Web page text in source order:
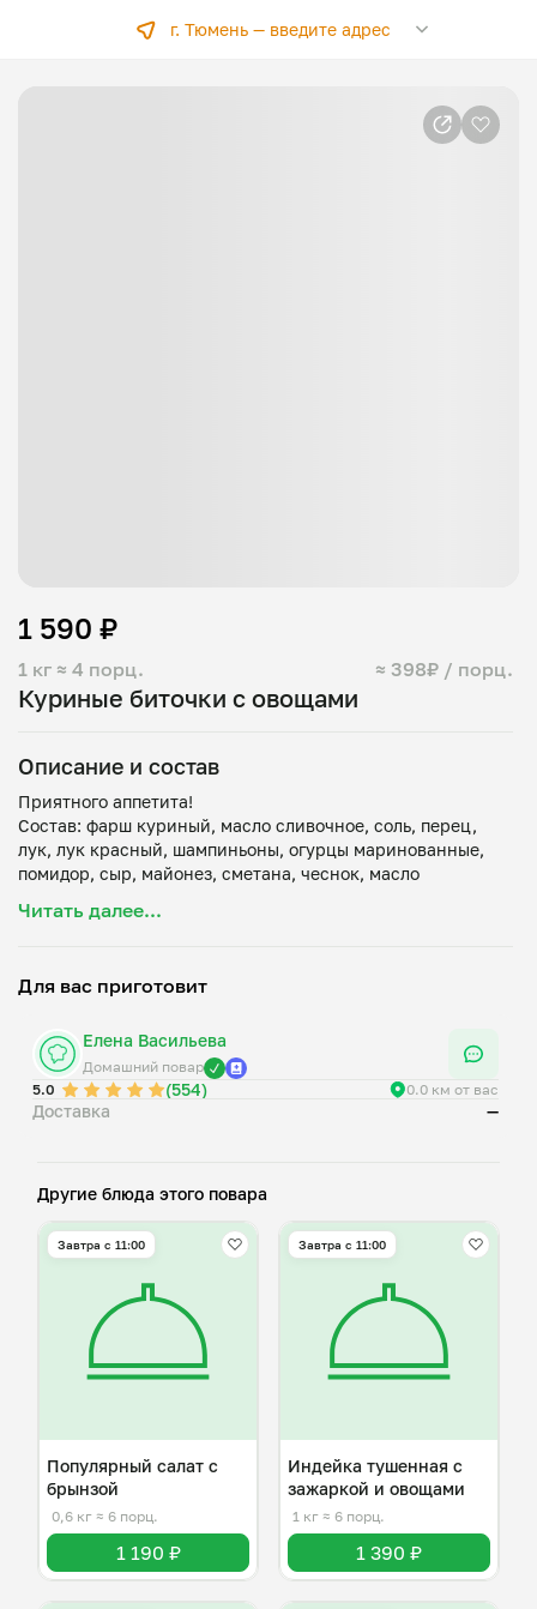
г. Тюмень — введите адрес
Куриные биточки с овощами
1 кг ≈ 4 порц. ≈ 398₽ / порц.
1 590 ₽
Описание и состав
Приятного аппетита!
Состав: фарш куриный, масло сливочное, соль, перец,
лук, лук красный, шампиньоны, огурцы маринованные,
помидор, сыр, майонез, сметана, чеснок, масло
Читать далее...
Для вас приготовит
Елена Васильева
Домашний повар
5.0
(554) 0.0 км от вас
Доставка —
Другие блюда этого повара
Завтра c 11:00
Популярный салат с
брынзой
0,6 кг ≈ 6 порц.
1 190 ₽
Завтра c 11:00
Индейка тушенная с
зажаркой и овощами
1 кг ≈ 6 порц.
1 390 ₽